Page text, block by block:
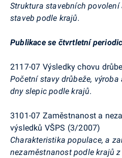
Struktura stavebních
staveb podle krajů.
Publikace se čtvrtletní
2117-07 Výsledky chovu
Početní stavy drůbeže,
dny slepic podle krajů.
3101-07 Zaměstnanost a
výsledků VŠPS (3/2007)
Charakteristika populace, a
nezaměstnanost podle krajů